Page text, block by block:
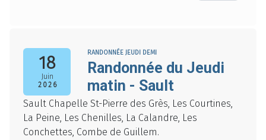
18
Juin
2026
RANDONNÉE JEUDI DEMI
Randonnée du Jeudi
matin - Sault
Sault Chapelle St-Pierre des Grès, Les Courtines,
La Peine, Les Chenilles, La Calandre, Les
Conchettes, Combe de Guillem.